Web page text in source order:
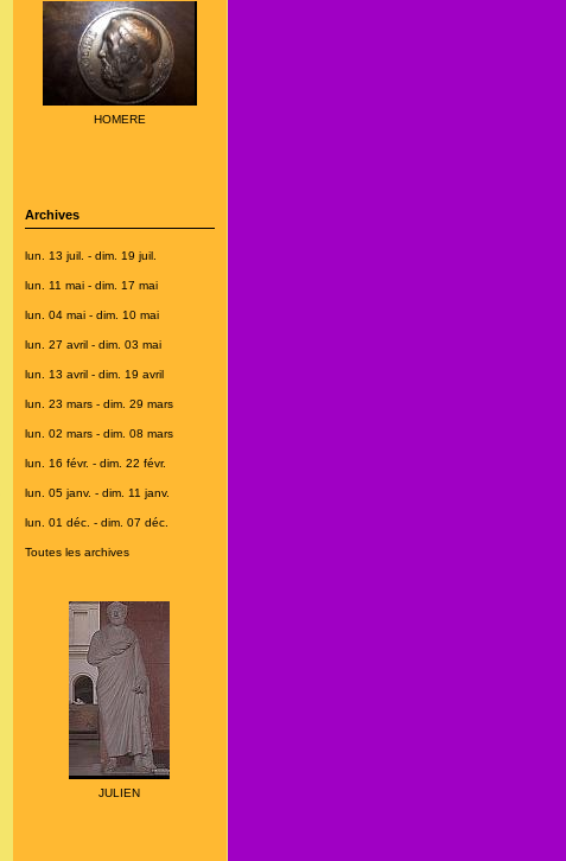
HOMERE
Archives
lun. 13 juil. - dim. 19 juil.
lun. 11 mai - dim. 17 mai
lun. 04 mai - dim. 10 mai
lun. 27 avril - dim. 03 mai
lun. 13 avril - dim. 19 avril
lun. 23 mars - dim. 29 mars
lun. 02 mars - dim. 08 mars
lun. 16 févr. - dim. 22 févr.
lun. 05 janv. - dim. 11 janv.
lun. 01 déc. - dim. 07 déc.
Toutes les archives
JULIEN